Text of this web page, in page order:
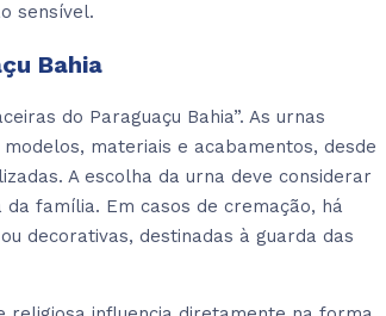
sensível.
Bahia
do Paraguaçu Bahia”. As urnas
materiais e acabamentos, desde
A escolha da urna deve considerar
família. Em casos de cremação, há
decorativas, destinadas à guarda das